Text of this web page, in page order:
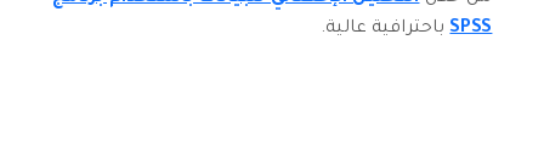
SPSSباحترافية عالية.